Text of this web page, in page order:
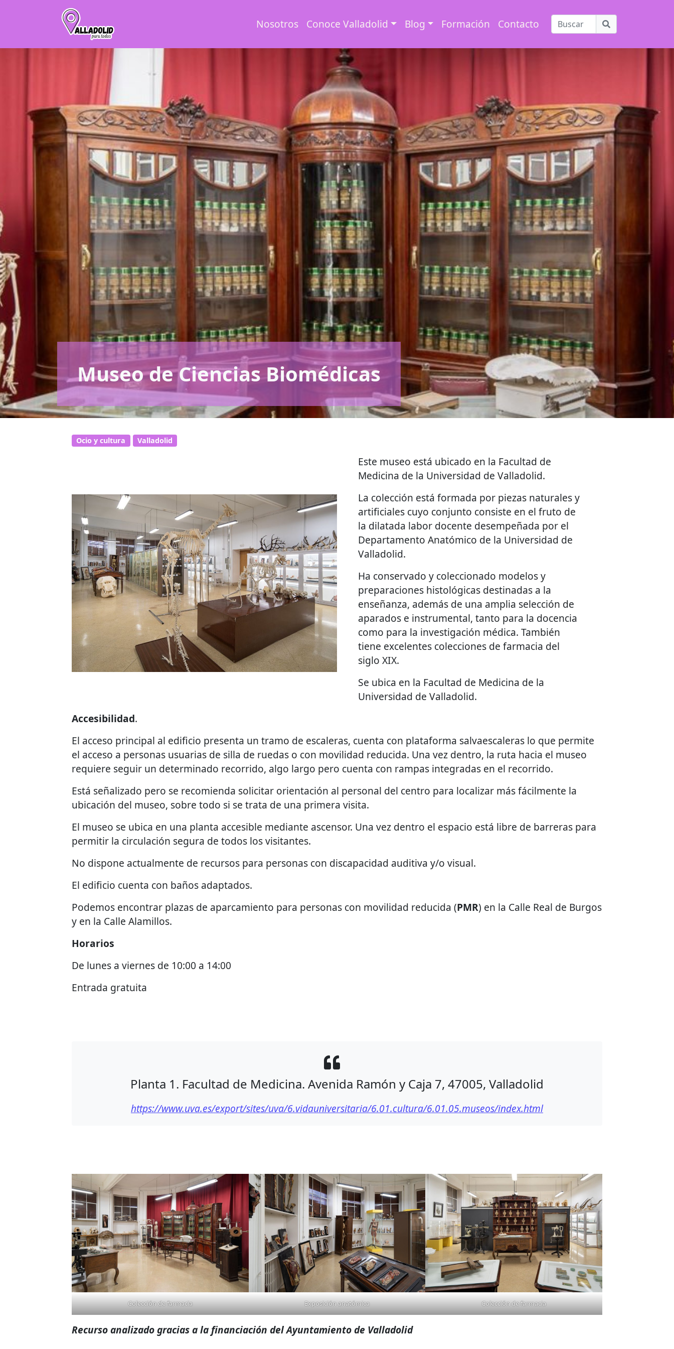
Nosotros Conoce Valladolid Blog Formación Contacto
Museo de Ciencias Biomédicas
Ocio y cultura Valladolid
Este museo está ubicado en la Facultad de
Medicina de la Universidad de Valladolid.
La colección está formada por piezas naturales y
artificiales cuyo conjunto consiste en el fruto de
la dilatada labor docente desempeñada por el
Departamento Anatómico de la Universidad de
Valladolid.
Ha conservado y coleccionado modelos y
preparaciones histológicas destinadas a la
enseñanza, además de una amplia selección de
aparados e instrumental, tanto para la docencia
como para la investigación médica. También
tiene excelentes colecciones de farmacia del
siglo XIX.
Se ubica en la Facultad de Medicina de la
Universidad de Valladolid.
Accesibilidad.
El acceso principal al edificio presenta un tramo de escaleras, cuenta con plataforma salvaescaleras lo que permite
el acceso a personas usuarias de silla de ruedas o con movilidad reducida. Una vez dentro, la ruta hacia el museo
requiere seguir un determinado recorrido, algo largo pero cuenta con rampas integradas en el recorrido.
Está señalizado pero se recomienda solicitar orientación al personal del centro para localizar más fácilmente la
ubicación del museo, sobre todo si se trata de una primera visita.
El museo se ubica en una planta accesible mediante ascensor. Una vez dentro el espacio está libre de barreras para
permitir la circulación segura de todos los visitantes.
No dispone actualmente de recursos para personas con discapacidad auditiva y/o visual.
El edificio cuenta con baños adaptados.
Podemos encontrar plazas de aparcamiento para personas con movilidad reducida (PMR) en la Calle Real de Burgos
y en la Calle Alamillos.
Horarios
De lunes a viernes de 10:00 a 14:00
Entrada gratuita
Planta 1. Facultad de Medicina. Avenida Ramón y Caja 7, 47005, Valladolid
https://www.uva.es/export/sites/uva/6.vidauniversitaria/6.01.cultura/6.01.05.museos/index.html
Colección de farmacia Exposición anatómica Colección de farmacia
Recurso analizado gracias a la financiación del Ayuntamiento de Valladolid